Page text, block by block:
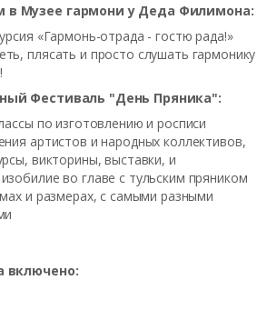
Музее гармони у Деда Филимона:
«Гармонь-отрада - гостю рада!»
плясать и просто слушать гармонику
Фестиваль "День Пряника":
по изготовлению и росписи
артистов и народных коллективов,
викторины, выставки, и
во главе с тульским пряником
и размерах, с самыми разными
включено: